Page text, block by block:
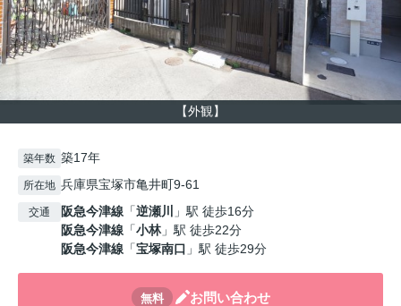
【外観】
築年数 築17年
所在地 兵庫県宝塚市亀井町9-61
交通 阪急今津線 「逆瀬川
」駅 徒歩16分
阪急今津線 「小林」駅 徒歩22分
阪急今津線 「宝塚南口 」駅 徒歩29分
無料 お問い合わせ